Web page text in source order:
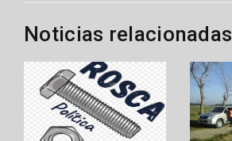
Noticias relacionadas